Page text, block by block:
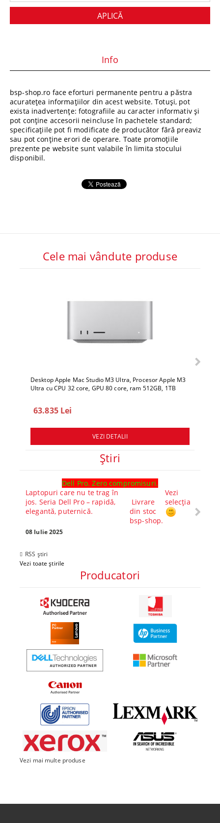
Info
bsp-shop.ro face eforturi permanente pentru a păstra
acuratețea informațiilor din acest website. Totuși, pot
exista inadvertențe: fotografiile au caracter informativ și
pot conține accesorii neincluse în pachetele standard;
specificațiile pot fi modificate de producător fără preaviz
sau pot conține erori de operare. Toate promoțiile
prezente pe website sunt valabile în limita stocului
disponibil.
Cele mai vândute produse
Desktop Apple Mac Studio M3 Ultra, Procesor Apple M3
Ultra cu CPU 32 core, GPU 80 core, ram 512GB, 1TB
63.835 Lei
VEZI DETALII
Ştiri
Dell Pro. Zero compromisuri.
Laptopuri care nu te trag în
jos. Seria Dell Pro – rapidă,
elegantă, puternică.
Livrare
din stoc
bsp-shop.
Vezi
selecția
08 Iulie 2025
RSS știri
Vezi toate știrile
Producatori
Vezi mai multe produse